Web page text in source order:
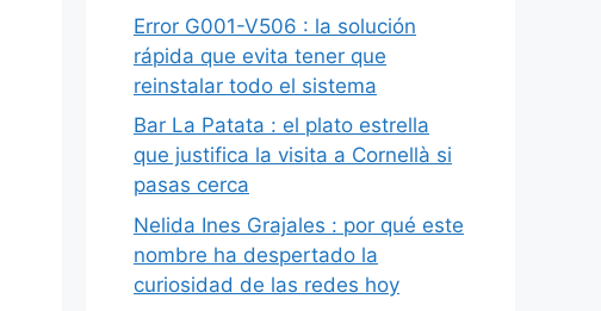
Error G001-V506 : la solución
rápida que evita tener que
reinstalar todo el sistema
Bar La Patata : el plato estrella
que justifica la visita a Cornellà si
pasas cerca
Nelida Ines Grajales : por qué este
nombre ha despertado la
curiosidad de las redes hoy